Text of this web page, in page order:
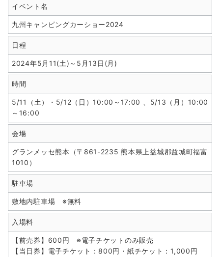
イベント名
九州キャンピングカーショー2024
日程
2024年5月11(土)～5月13日(月)
時間
5/11（土）・5/12（日）10:00～17:00 、5/13（月）10:00
～16:00
会場
グランメッセ熊本（〒861-2235 熊本県上益城郡益城町福富
1010）
駐車場
敷地内駐車場 ※無料
入場料
【前売券】600円 ※電子チケットのみ販売
【当日券】電子チケット：800円・紙チケット：1,000円